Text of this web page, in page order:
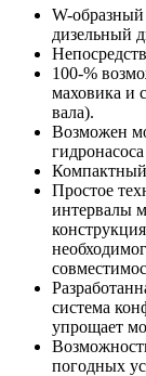
W-
дизельный
100-%
маховика и
вала).
Возможен
Простое
интервалы
система
упрощает
погодных